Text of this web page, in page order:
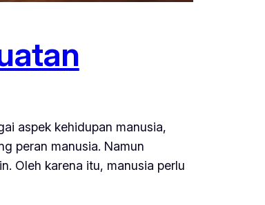
aspek kehidupan manusia,
peran manusia. Namun
Oleh karena itu, manusia perlu